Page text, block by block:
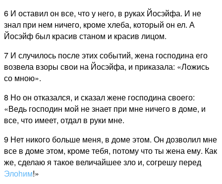
6 И оставил он все, что у него, в руках Йосэйфа. И не
знал при нем ничего, кроме хлеба, который он ел. А
Йосэйф был красив станом и красив лицом.
7 И случилось после этих событий, жена господина его
возвела взоры свои на Йосэйфа, и приказала: «Ложись
со мною».
8 Но он отказался, и сказал жене господина своего:
«Ведь господин мой не знает при мне ничего в доме, и
все, что имеет, отдал в руки мне.
9 Нет никого больше меня, в доме этом. Он дозволил мне
все в доме этом, кроме тебя, потому что ты жена ему. Как
же, сделаю я такое величайшее зло и, согрешу перед
Элоhим!»